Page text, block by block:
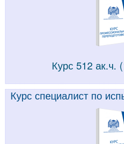
Курс 512 ак.ч.
Курс специалист по